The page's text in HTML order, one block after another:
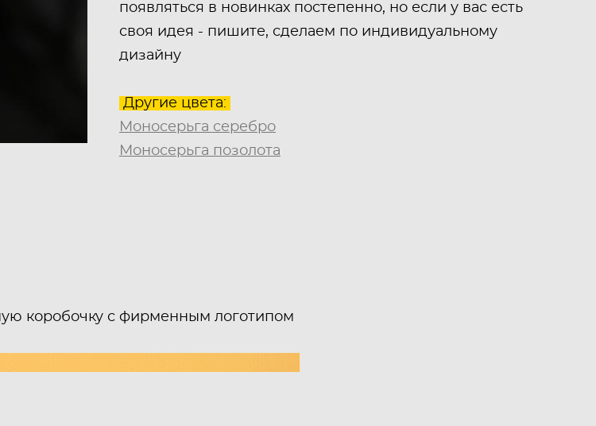
появляться в новинках постепенно, но если у вас есть
своя идея - пишите, сделаем по индивидуальному
дизайну
Другие цвета:
Моносерьга серебро
Моносерьга позолота
коробочку с фирменным логотипом